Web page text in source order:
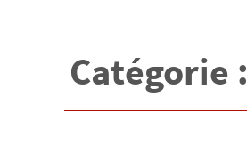
Catégorie :